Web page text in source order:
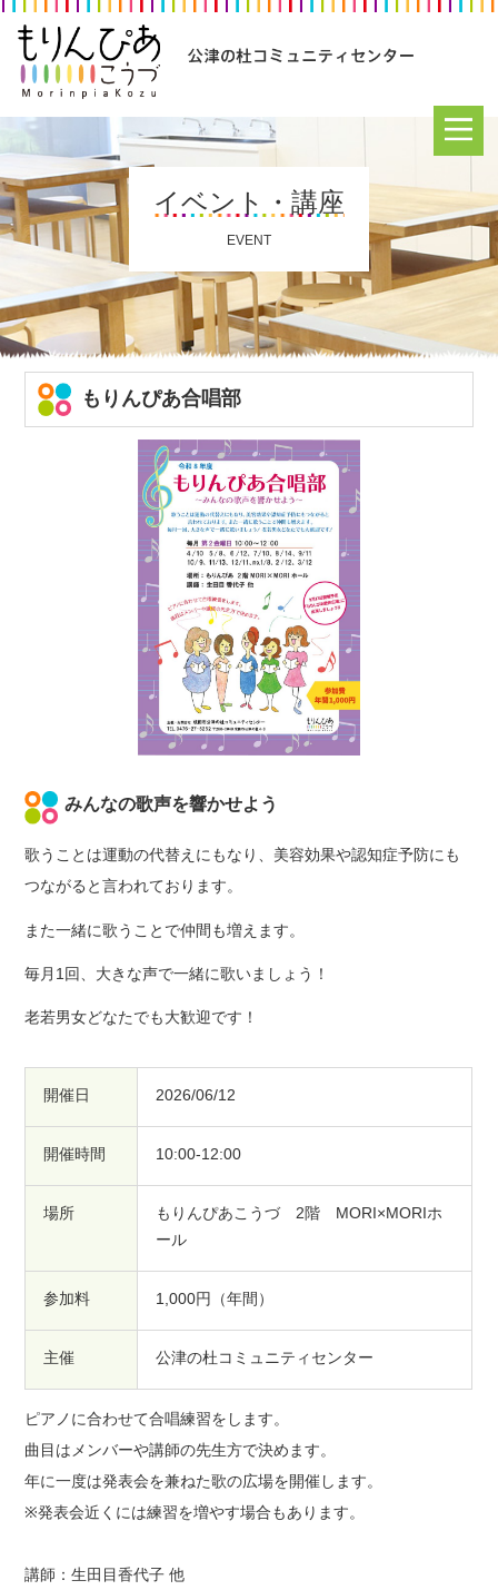
イベント・講座
EVENT
もりんぴあ合唱部
みんなの歌声を響かせよう
歌うことは運動の代替えにもなり、美容効果や認知症予防にも
つながると言われております。
また一緒に歌うことで仲間も増えます。
毎月1回、大きな声で一緒に歌いましょう！
老若男女どなたでも大歓迎です！
開催日 2026/06/12
開催時間 10:00-12:00
場所
もりんぴあこうづ 2階 MORI×MORIホ
ール
参加料 1,000円（年間）
主催 公津の杜コミュニティセンター
ピアノに合わせて合唱練習をします。
曲目はメンバーや講師の先生方で決めます。
年に一度は発表会を兼ねた歌の広場を開催します。
※発表会近くには練習を増やす場合もあります。
講師：生田目香代子 他